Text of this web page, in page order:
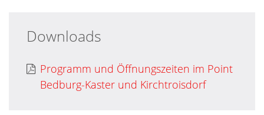
Downloads
Programm und Öffnungszeiten im Point
Bedburg-Kaster und Kirchtroisdorf